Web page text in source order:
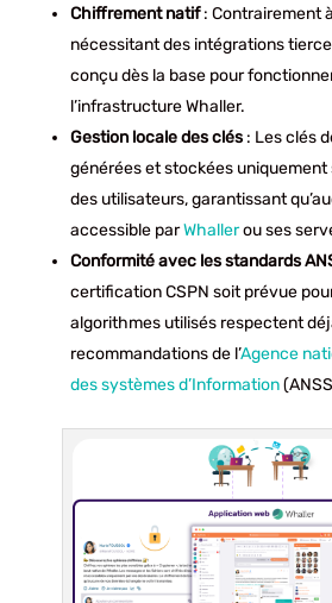
Chiffrement natif: Contrairement
nécessitant des intégrations
conçu dès la base pour
l’infrastructure Whaller.
Gestion locale des clés: Les clés
générées et stockées uniquement
des utilisateurs, garantissant
accessible parWhallerou ses
Conformité avec les standards
certification CSPN soit prévue
algorithmes utilisés respectent
recommandations de l’Agence
des systèmes d’Information